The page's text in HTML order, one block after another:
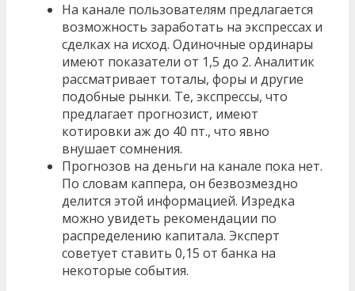
На канале пользователям предлагается
возможность заработать на экспрессах и
сделках на исход. Одиночные ординары
имеют показатели от 1,5 до 2. Аналитик
рассматривает тоталы, форы и другие
подобные рынки. Те, экспрессы, что
предлагает прогнозист, имеют
котировки аж до 40 пт., что явно
внушает сомнения.
Прогнозов на деньги на канале пока нет.
По словам каппера, он безвозмездно
делится этой информацией. Изредка
можно увидеть рекомендации по
распределению капитала. Эксперт
советует ставить 0,15 от банка на
некоторые события.